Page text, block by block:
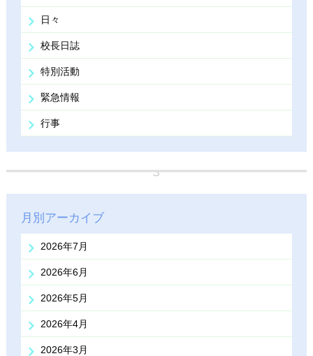
日々
校長日誌
特別活動
緊急情報
行事
月別アーカイブ
2026年7月
2026年6月
2026年5月
2026年4月
2026年3月